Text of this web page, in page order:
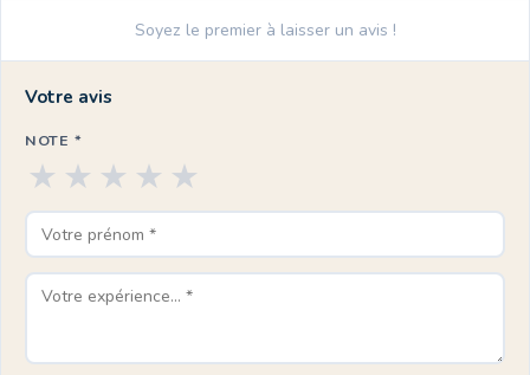
Soyez le premier à laisser un avis !
Votre avis
NOTE *
★
★
★
★
★